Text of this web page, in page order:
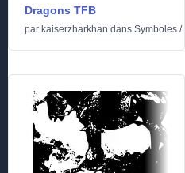
Dragons TFB
par kaiserzharkhan dans Symboles /